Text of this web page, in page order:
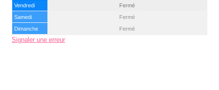
Vendredi
Fermé
Samedi
Fermé
Dimanche
Fermé
Signaler une erreur